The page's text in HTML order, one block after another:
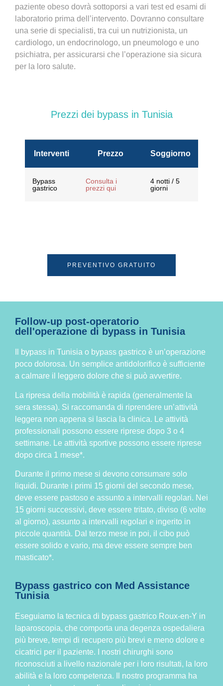
paziente obeso dovrà sottoporsi a vari test ed esami di
laboratorio prima dell’intervento. Dovranno consultare
una serie di specialisti, tra cui un nutrizionista, un
cardiologo, un endocrinologo, un pneumologo e uno
psichiatra, per assicurarsi che l’operazione sia sicura
per la loro salute.
Prezzi dei bypass in Tunisia
Interventi Prezzo Soggiorno
Bypass
gastrico
Consulta i
prezzi qui
4 notti / 5
giorni
PREVENTIVO GRATUITO
Follow-up post-operatorio
dell'operazione di bypass in Tunisia
Il bypass in Tunisia o bypass gastrico è un’operazione
poco dolorosa. Un semplice antidolorifico è sufficiente
a calmare il leggero dolore che si può avvertire.
La ripresa della mobilità è rapida (generalmente la
sera stessa). Si raccomanda di riprendere un’attività
leggera non appena si lascia la clinica. Le attività
professionali possono essere riprese dopo 3 o 4
settimane. Le attività sportive possono essere riprese
dopo circa 1 mese*.
Durante il primo mese si devono consumare solo
liquidi. Durante i primi 15 giorni del secondo mese,
deve essere pastoso e assunto a intervalli regolari. Nei
15 giorni successivi, deve essere tritato, diviso (6 volte
al giorno), assunto a intervalli regolari e ingerito in
piccole quantità. Dal terzo mese in poi, il cibo può
essere solido e vario, ma deve essere sempre ben
masticato*.
Bypass gastrico con Med Assistance
Tunisia
Eseguiamo la tecnica di bypass gastrico Roux-en-Y in
laparoscopia, che comporta una degenza ospedaliera
più breve, tempi di recupero più brevi e meno dolore e
cicatrici per il paziente. I nostri chirurghi sono
riconosciuti a livello nazionale per i loro risultati, la loro
abilità e la loro competenza. Il nostro programma ha